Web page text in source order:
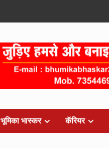
भूमिका भास्कर कॅरियर